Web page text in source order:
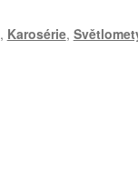
, Karosérie,